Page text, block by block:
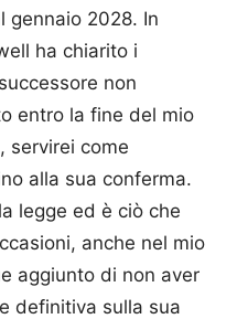
gennaio 2028. In
ha chiarito i
non
entro la fine del mio
servirei come
alla sua conferma.
legge ed è ciò che
anche nel mio
aggiunto di non aver
definitiva sulla sua